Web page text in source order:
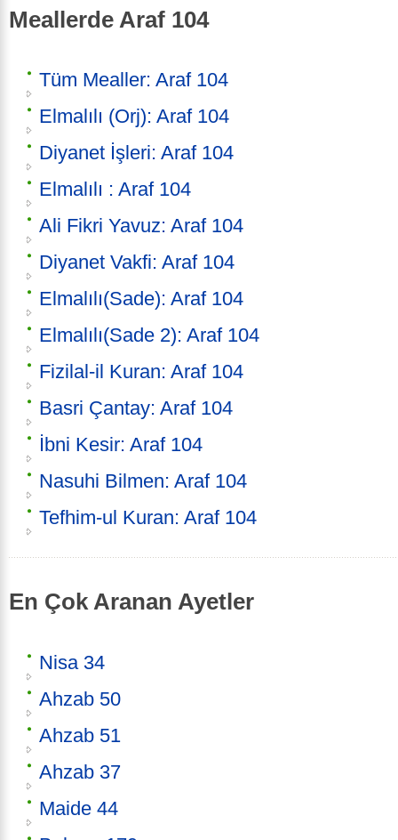
Meallerde Araf 104
Tüm Mealler: Araf 104
Elmalılı (Orj): Araf 104
Diyanet İşleri: Araf 104
Elmalılı : Araf 104
Ali Fikri Yavuz: Araf 104
Diyanet Vakfi: Araf 104
Elmalılı(Sade): Araf 104
Elmalılı(Sade 2): Araf 104
Fizilal-il Kuran: Araf 104
Basri Çantay: Araf 104
İbni Kesir: Araf 104
Nasuhi Bilmen: Araf 104
Tefhim-ul Kuran: Araf 104
En Çok Aranan Ayetler
Nisa 34
Ahzab 50
Ahzab 51
Ahzab 37
Maide 44